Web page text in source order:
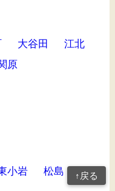
大谷田
江北
原
小岩
松島
↑戻る